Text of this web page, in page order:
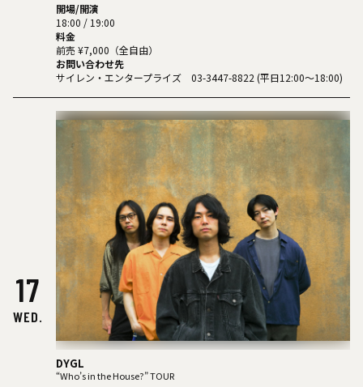
開場/開演
18:00 / 19:00
料金
前売 ¥7,000（全自由）
お問い合わせ先
サイレン・エンタープライズ 03-3447-8822 (平日12:00～18:00)
17
WED.
DYGL
“Who’s in the House?” TOUR